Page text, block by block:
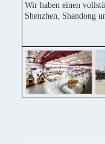
Wir haben einen
Shenzhen, Shandong